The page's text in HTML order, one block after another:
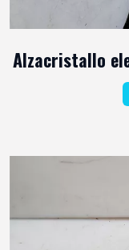
Alzacristallo